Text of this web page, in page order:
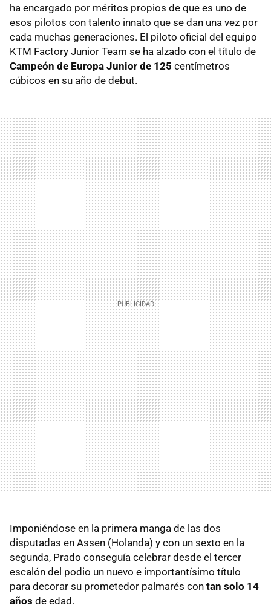
ha encargado por méritos propios de que es uno de
esos pilotos con talento innato que se dan una vez por
cada muchas generaciones. El piloto oficial del equipo
KTM Factory Junior Team se ha alzado con el título de
Campeón de Europa Junior de 125 centímetros
cúbicos en su año de debut.
Imponiéndose en la primera manga de las dos
disputadas en Assen (Holanda) y con un sexto en la
segunda, Prado conseguía celebrar desde el tercer
escalón del podio un nuevo e importantísimo título
para decorar su prometedor palmarés con tan solo 14
años de edad.